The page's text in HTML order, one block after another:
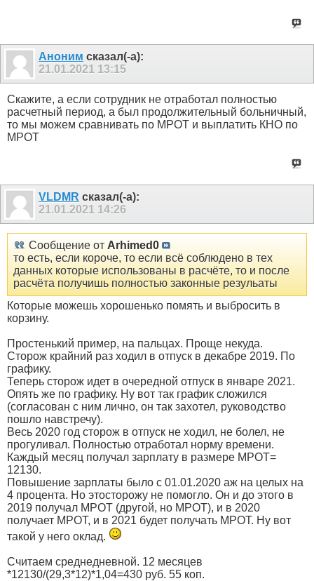
Аноним сказал(-а):
21.01.2021 13:15
Скажите, а если сотрудник не отработал полностью
расчетный период, а был продолжительный больничный,
то мы можем сравнивать по МРОТ и выплатить КНО по
МРОТ
VLDMR сказал(-а):
21.01.2021 14:26
Сообщение от Arhimed0
то есть, если короче, то если всё соблюдено в тех
данных которые использованы в расчёте, то и после
расчёта получишь полностью законные резульаты
Которые можешь хорошенько помять и выбросить в
корзину.
Простенький пример, на пальцах. Проще некуда.
Сторож крайний раз ходил в отпуск в декабре 2019. По
графику.
Теперь сторож идет в очередной отпуск в январе 2021.
Опять же по графику. Ну вот так график сложился
(согласован с ним лично, он так захотел, руководство
пошло навстречу).
Весь 2020 год сторож в отпуск не ходил, не болел, не
прогуливал. Полностью отработал норму времени.
Каждый месяц получал зарплату в размере МРОТ=
12130.
Повышение зарплаты было с 01.01.2020 аж на целых на
4 процента. Но этосторожу не помогло. Он и до этого в
2019 получал МРОТ (другой, но МРОТ), и в 2020
получает МРОТ, и в 2021 будет получать МРОТ. Ну вот
такой у него оклад.
Считаем среднедневной. 12 месяцев
*12130/(29,3*12)*1,04=430 руб. 55 коп.